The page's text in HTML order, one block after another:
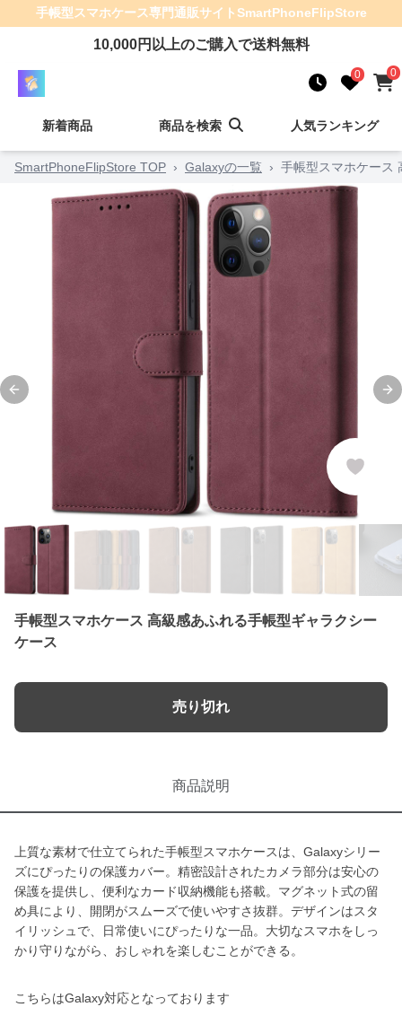
手帳型スマホケース専門通販サイトSmartPhoneFlipStore
10,000円以上のご購入で送料無料
0 0
新着商品 商品を検索 人気ランキング
SmartPhoneFlipStore TOP › Galaxyの一覧 › 手帳型スマホケース
Previous slide
手帳型スマホケース 高級感あふれる手帳型ギャラクシー
ケース
売り切れ
商品説明
上質な素材で仕立てられた手帳型スマホケースは、Galaxyシリー
ズにぴったりの保護カバー。精密設計されたカメラ部分は安心の
保護を提供し、便利なカード収納機能も搭載。マグネット式の留
め具により、開閉がスムーズで使いやすさ抜群。デザインはスタ
イリッシュで、日常使いにぴったりな一品。大切なスマホをしっ
かり守りながら、おしゃれを楽しむことができる。
こちらはGalaxy対応となっております